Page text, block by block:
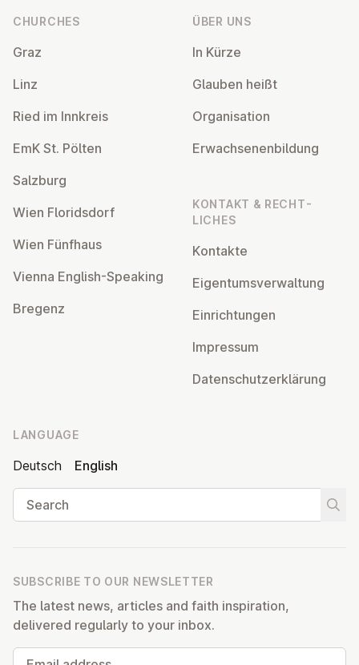
CHURCHES
Graz
Linz
Ried im Innkreis
EmK St. Pölten
Salzburg
Wien Flor­idsdorf
Wien Fünfhaus
Vienna English-Speaking
Bregenz
ÜBER UNS
In Kürze
Glauben heißt
Or­gan­isa­tion
Er­wach­sen­en­bildung
KONTAKT & RECHT­
LICHES
Kontakte
Ei­gentums­ver­wal­tung
Ein­rich­tun­gen
Impressum
Datens­chutzerklärung
LANGUAGE
Deutsch
English
Search
SUBSCRIBE TO OUR NEWSLETTER
The latest news, articles and faith inspiration,
delivered regularly to your inbox.
Email address